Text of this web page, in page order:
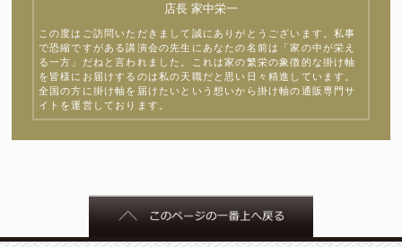
店長 家中栄一
この度はご訪問いただきまして誠にありがとうございます。私事
で恐縮ですがある講演会の先生にあなたの名前は「家の中が栄え
る一方」だねと言われました。これは家の繁栄の象徴的な掛け軸
を皆様にお届けするのは私の天職だと思い日々精進しています。
全国の方に掛け軸を届けたいという想いから掛け軸の通販専門サ
イトを運営しております。